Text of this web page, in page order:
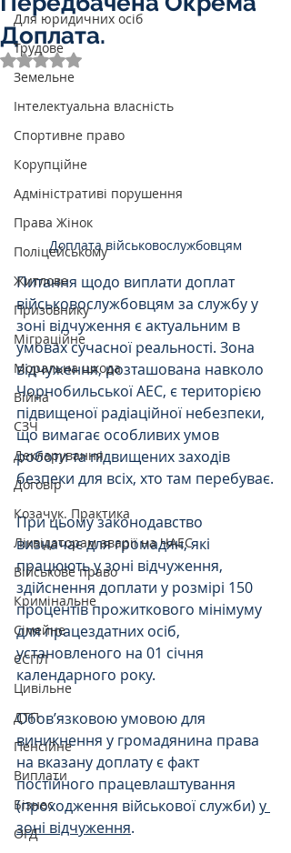
Для юридичних осіб
Трудове
Земельне
Інтелектуальна власність
Спортивне право
Корупційне
Адміністративі порушення
Права Жінок
Поліцейському
Житлове
Призовнику
Міграційне
Моральна шкода
Війна
СЗЧ
Декларування
Договір
Козачук. Практика
Ліквідаторам аварії на ЧАЕС
Військове право
Кримінальне
Сімейне
ЄСПЛ
Цивільне
ДТП
Пенсійне
Виплати
Бізнес
ОГД
Доплата.
Оцінка: NaN з 5 зірок.
Доплата військовослужбовцям
Питання щодо виплати доплат
військовослужбовцям за службу у
зоні відчуження є актуальним в
умовах сучасної реальності. Зона
відчуження, розташована навколо
Чорнобильської АЕС, є територією
підвищеної радіаційної небезпеки,
що вимагає особливих умов
роботи та підвищених заходів
безпеки для всіх, хто там перебуває.
При цьому законодавство
визначає для громадян, які
працюють у зоні відчуження,
здійснення доплати у розмірі 150
процентів прожиткового мінімуму
для працездатних осіб,
установленого на 01 січня
календарного року.
Обов’язковою умовою для
виникнення у громадянина права
на вказану доплату є факт
постійного працевлаштування
(проходження військової служби) у
зоні відчуження.